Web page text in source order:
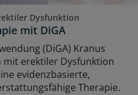
Dysfunktion
mit DiGA
(DiGA) Kranus
mit erektiler Dysfunktion
evidenzbasierte,
Therapie.